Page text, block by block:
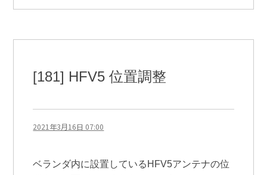
[181] HFV5 位置調整
2021年3月16日 07:00
ベランダ内に設置しているHFV5アンテナの位